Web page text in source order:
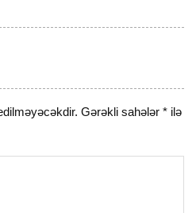
Gərəkli sahələr* ilə